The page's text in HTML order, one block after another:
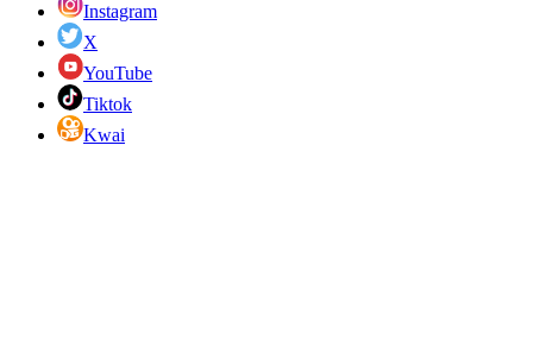
Instagram
X
YouTube
Tiktok
Kwai